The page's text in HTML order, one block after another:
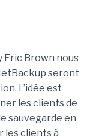
Eric Brown nous
seront
L’idée est
les clients de
sauvegarde en
les clients à